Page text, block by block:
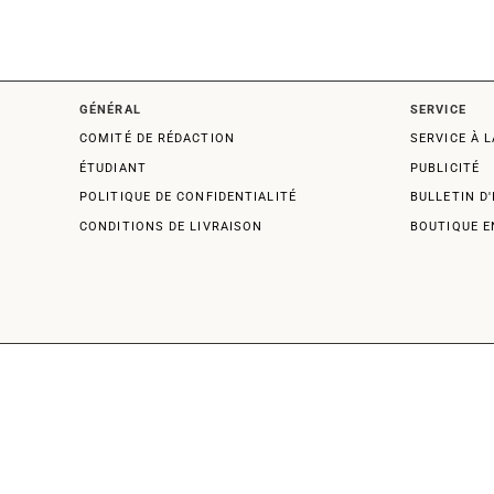
GÉNÉRAL
COMITÉ DE RÉDACTION
ÉTUDIANT
POLITIQUE DE CONFIDENTIALITÉ
CONDITIONS DE LIVRAISON
SERVICE
SERVICE À
PUBLICITÉ
BULLETIN
BOUTIQUE